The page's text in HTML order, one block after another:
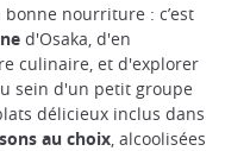
nourriture : c’est
d'Osaka, d'en
culinaire, et d'explorer
sein d'un petit groupe
délicieux inclus dans
au choix , alcoolisées